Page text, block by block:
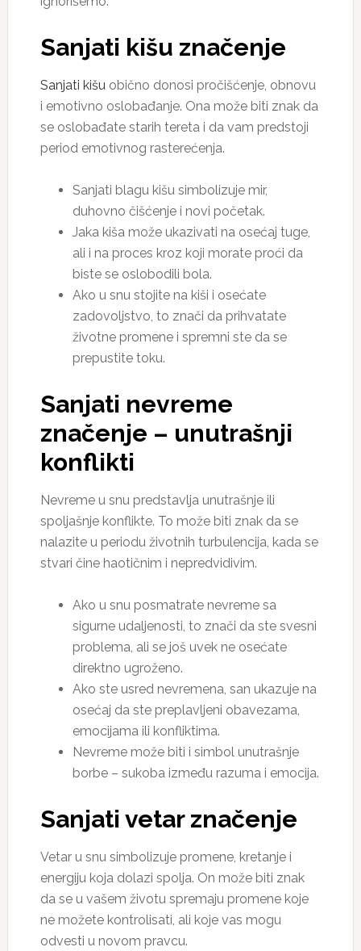
Sanjati kišu značenje
Sanjati kišuobično donosi pročišćenje, obnovu
i emotivno oslobađanje. Ona može biti znak da
se oslobađate starih tereta i da vam predstoji
period emotivnog rasterećenja.
Sanjati blagu kišu simbolizuje mir,
duhovno čišćenje i novi početak.
Jaka kiša može ukazivati na osećaj tuge,
ali i na proces kroz koji morate proći da
biste se oslobodili bola.
Ako u snu stojite na kiši i osećate
zadovoljstvo, to znači da prihvatate
životne promene i spremni ste da se
prepustite toku.
Sanjati nevreme
značenje – unutrašnji
konflikti
Nevreme u snu predstavlja unutrašnje ili
spoljašnje konflikte. To može biti znak da se
nalazite u periodu životnih turbulencija, kada se
stvari čine haotičnim i nepredvidivim.
Ako u snu posmatrate nevreme sa
sigurne udaljenosti, to znači da ste svesni
problema, ali se još uvek ne osećate
direktno ugroženo.
Ako ste usred nevremena, san ukazuje na
osećaj da ste preplavljeni obavezama,
emocijama ili konfliktima.
Nevreme može biti i simbol unutrašnje
borbe – sukoba između razuma i emocija.
Sanjati vetar značenje
Vetar u snu simbolizuje promene, kretanje i
energiju koja dolazi spolja. On može biti znak
da se u vašem životu spremaju promene koje
ne možete kontrolisati, ali koje vas mogu
odvesti u novom pravcu.